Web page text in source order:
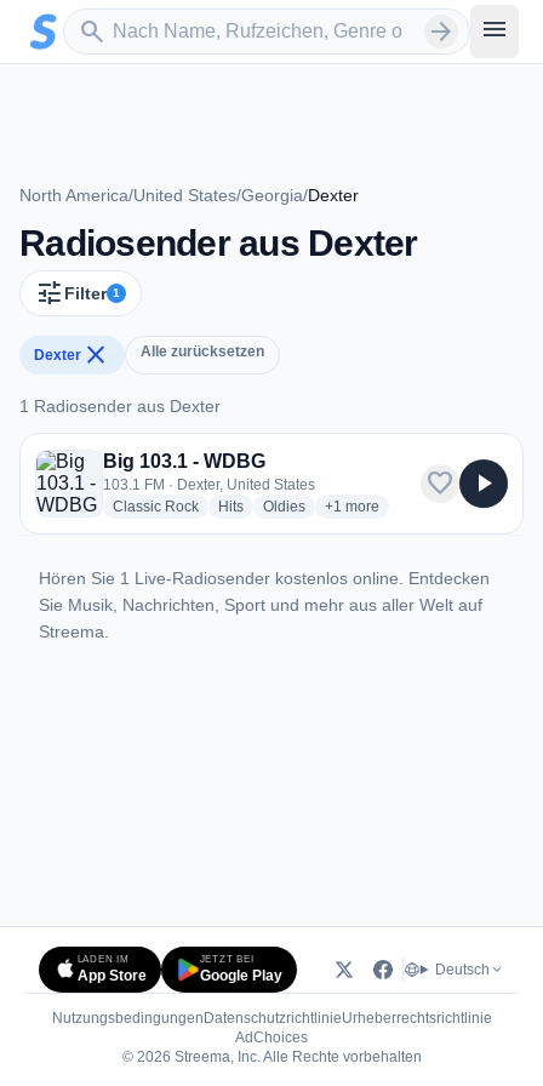
Zum Hauptinhalt springen
search
Sender suchen arrow_forward menu
North America/United States/Georgia/Dexter
Radiosender aus Dexter
tune Filter 1
Dexter close Alle zurücksetzen
1 Radiosender aus Dexter
1 Radiosender aus Dexter
Big 103.1 - WDBG
103.1 FM · Dexter, United States
Classic Rockradio stations
Hitsradio stations
Oldiesradio stations
+1 more genres for Big 103.1 -
more
favorite play_arrow
Hören Sie 1 Live-Radiosender kostenlos online. Entdecken
Sie Musik, Nachrichten, Sport und mehr aus aller Welt auf
Streema.
LADEN IM
App Store
JETZT BEI
Google Play Deutsch
Nutzungsbedingungen DatenschutzrichtlinieUrheberrechtsrichtlinie
AdChoices(öffnet in neuem Tab)
© 2026 Streema, Inc. Alle Rechte vorbehalten